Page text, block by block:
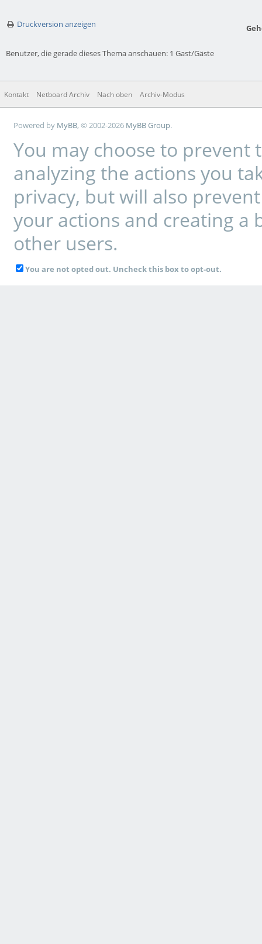
Druckversion anzeigen
Benutzer, die gerade dieses Thema anschauen: 1 Gast/Gäste
Kontakt Netboard Archiv Nach oben Archiv-Modus
Powered by MyBB, © 2002-2026 MyBB Group.
You may choose to
analyzing the actions you
privacy, but will also
your actions and creating a
other users.
You are not opted out. Uncheck this box to opt-out.